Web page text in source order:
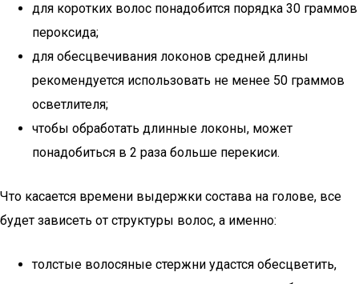
для коротких волос понадобится порядка 30 граммов
пероксида;
для обесцвечивания локонов средней длины
рекомендуется использовать не менее 50 граммов
осветлителя;
чтобы обработать длинные локоны, может
понадобиться в 2 раза больше перекиси.
Что касается времени выдержки состава на голове, все
будет зависеть от структуры волос, а именно:
толстые волосяные стержни удастся обесцветить,